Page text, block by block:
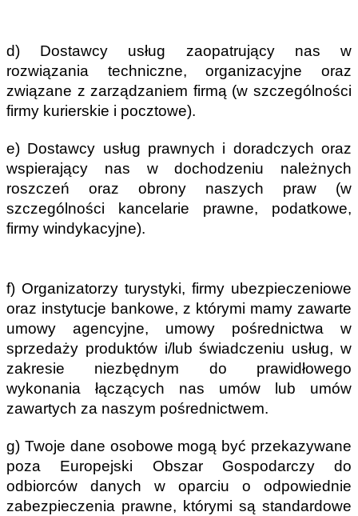
d) Dostawcy usług zaopatrujący nas w
rozwiązania techniczne, organizacyjne oraz
związane z zarządzaniem firmą (w szczególności
firmy kurierskie i pocztowe).
e) Dostawcy usług prawnych i doradczych oraz
wspierający nas w dochodzeniu należnych
roszczeń oraz obrony naszych praw (w
szczególności kancelarie prawne, podatkowe,
firmy windykacyjne).
f) Organizatorzy turystyki, firmy ubezpieczeniowe
oraz instytucje bankowe, z którymi mamy zawarte
umowy agencyjne, umowy pośrednictwa w
sprzedaży produktów i/lub świadczeniu usług, w
zakresie niezbędnym do prawidłowego
wykonania łączących nas umów lub umów
zawartych za naszym pośrednictwem.
g) Twoje dane osobowe mogą być przekazywane
poza Europejski Obszar Gospodarczy do
odbiorców danych w oparciu o odpowiednie
zabezpieczenia prawne, którymi są standardowe